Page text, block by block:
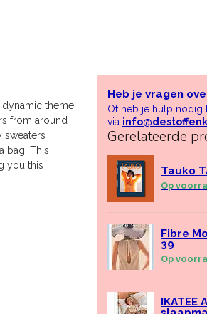
theme
from around
sweaters
bag! This
you this
Heb je vragen
Of heb je hulp nodig
via
Gerelateerde
Tauko
Op
Fibre
39
Op
IKATEE